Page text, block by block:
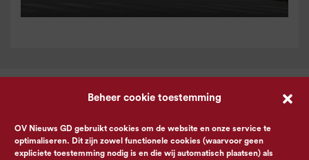
Beheer cookie toestemming
OV Nieuws GD gebruikt cookies om de website en onze service te
optimaliseren. Dit zijn zowel functionele cookies (waarvoor geen
expliciete toestemming nodig is en die wij automatisch plaatsen) als